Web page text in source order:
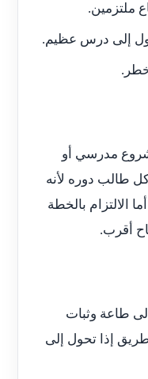
ملتزمين.
إلى درس عظيم.
مدرسي أو
طالب دوره لأنه
الالتزام بالخطة
أقرب.
طاعة وثبات
إذا تحول إلى